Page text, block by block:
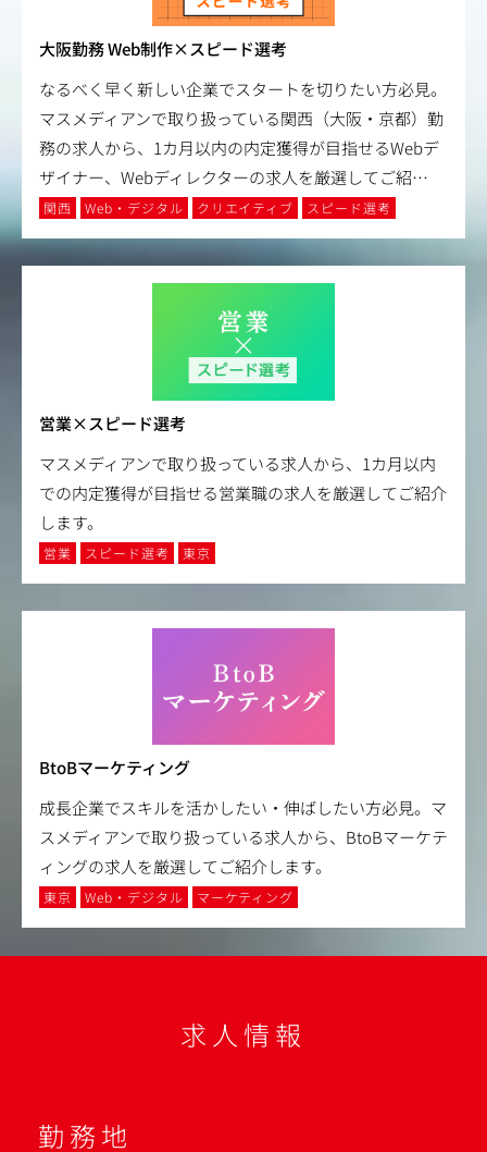
大阪勤務 Web制作×スピード選考
なるべく早く新しい企業でスタートを切りたい方必見。
マスメディアンで取り扱っている関西（大阪・京都）勤
務の求人から、1カ月以内の内定獲得が目指せるWebデ
ザイナー、Webディレクターの求人を厳選してご紹…
関西 Web・デジタル クリエイティブ スピード選考
営業×スピード選考
マスメディアンで取り扱っている求人から、1カ月以内
での内定獲得が目指せる営業職の求人を厳選してご紹介
します。
営業 スピード選考 東京
BtoBマーケティング
成長企業でスキルを活かしたい・伸ばしたい方必見。マ
スメディアンで取り扱っている求人から、BtoBマーケテ
ィングの求人を厳選してご紹介します。
東京 Web・デジタル マーケティング
求人情報
勤務地